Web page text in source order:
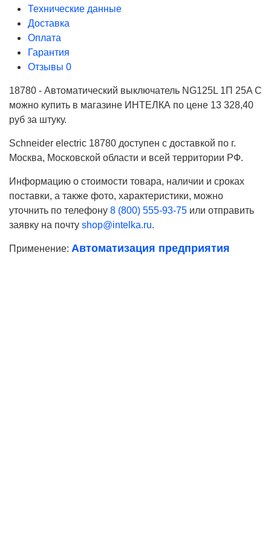
Технические данные
Доставка
Оплата
Гарантия
Отзывы 0
18780 - Автоматический выключатель NG125L 1П 25A C
можно купить в магазине ИНТЕЛКА по цене 13 328,40
руб за штуку.
Schneider electric 18780 доступен с доставкой по г.
Москва, Московской области и всей территории РФ.
Информацию о стоимости товара, наличии и сроках
поставки, а также фото, характеристики, можно
уточнить по телефону 8 (800) 555-93-75 или отправить
заявку на почту shop@intelka.ru.
Применение: Автоматизация предприятия
Ваше имя